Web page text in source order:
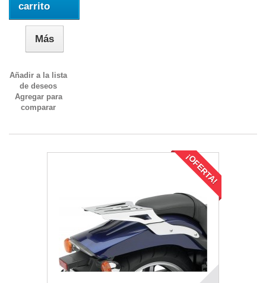
carrito
Más
Añadir a la lista
de deseos
Agregar para
comparar
¡OFERTA!